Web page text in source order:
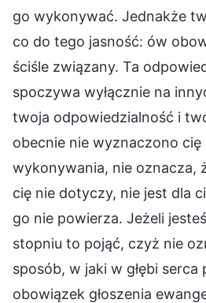
go wykonywać. Jednakże
co do tego jasność: ów
ściśle związany. Ta
spoczywa wyłącznie na
twoja odpowiedzialność i
obecnie nie wyznaczono cię
wykonywania, nie oznacza,
cię nie dotyczy, nie jest dla
go nie powierza. Jeżeli
stopniu to pojąć, czyż nie
sposób, w jaki w głębi serca
obowiązek głoszenia